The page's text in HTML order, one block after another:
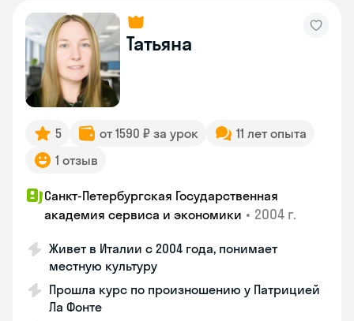
Татьяна
5 от 1590 ₽ за урок
11 лет опыта
1 отзыв
Санкт-Петербургская Государственная
академия сервиса и экономики • 2004 г.
Живет в Италии с 2004 года, понимает
местную культуру
Прошла курс по произношению у Патрицией
Ла Фонте